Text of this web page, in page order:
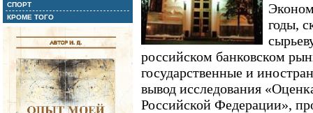
СПОРТ
КРОМЕ ТОГО
годы,
российском банковском
государственные и
вывод исследования
Российской Федерации»,